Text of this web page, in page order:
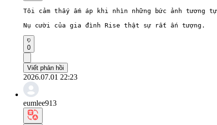
Tôi cảm thấy ấm áp khi nhìn những bức ảnh tương
Nụ cười của gia đình Rise thật sự rất ấn tượng.
0
Viết phản hồi
2026.07.01 22:23
eumlee913